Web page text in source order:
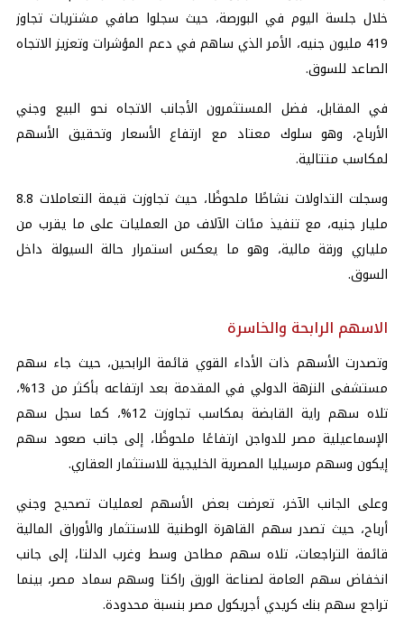
خلال جلسة اليوم في البورصة، حيث سجلوا صافي مشتريات تجاوز
419 مليون جنيه، الأمر الذي ساهم في دعم المؤشرات وتعزيز الاتجاه
الصاعد للسوق.
في المقابل، فضل المستثمرون الأجانب الاتجاه نحو البيع وجني
الأرباح، وهو سلوك معتاد مع ارتفاع الأسعار وتحقيق الأسهم
لمكاسب متتالية.
وسجلت التداولات نشاطًا ملحوظًا، حيث تجاوزت قيمة التعاملات 8.8
مليار جنيه، مع تنفيذ مئات الآلاف من العمليات على ما يقرب من
ملياري ورقة مالية، وهو ما يعكس استمرار حالة السيولة داخل
السوق.
الاسهم الرابحة والخاسرة
وتصدرت الأسهم ذات الأداء القوي قائمة الرابحين، حيث جاء سهم
مستشفى النزهة الدولي في المقدمة بعد ارتفاعه بأكثر من 13%،
تلاه سهم راية القابضة بمكاسب تجاوزت 12%، كما سجل سهم
الإسماعيلية مصر للدواجن ارتفاعًا ملحوظًا، إلى جانب صعود سهم
إيكون وسهم مرسيليا المصرية الخليجية للاستثمار العقاري.
وعلى الجانب الآخر، تعرضت بعض الأسهم لعمليات تصحيح وجني
أرباح، حيث تصدر سهم القاهرة الوطنية للاستثمار والأوراق المالية
قائمة التراجعات، تلاه سهم مطاحن وسط وغرب الدلتا، إلى جانب
انخفاض سهم العامة لصناعة الورق راكتا وسهم سماد مصر، بينما
تراجع سهم بنك كريدي أجريكول مصر بنسبة محدودة.